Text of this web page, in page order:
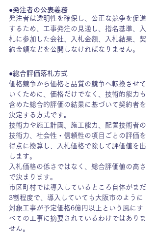
●発注者の公表義務
発注者は透明性を確保し、公正な競争を促進
するため、工事発注の見通し、指名基準、入
札に参加した会社、入札金額、入札結果、契
約金額などを公開しなければなりません。
●総合評価落札方式
価格競争から価格と品質の競争へ転換させて
いくために、価格だけでなく、技術的能力も
含めた総合的評価の結果に基づいて契約者を
決定する方式です。
技術力や施工計画、施工能力、配置技術者の
技術力、社会性・信頼性の項目ごとの評価を
得点に換算し、入札価格で除して評価値を出
します。
入札価格の低さではなく、総合評価値の高さ
で決まります。
市区町村では導入しているところ自体がまだ
3割程度で、導入していても大阪市のように
対象工事が予定価格6億円以上という風にす
べての工事に摘要されているわけではありま
せん。